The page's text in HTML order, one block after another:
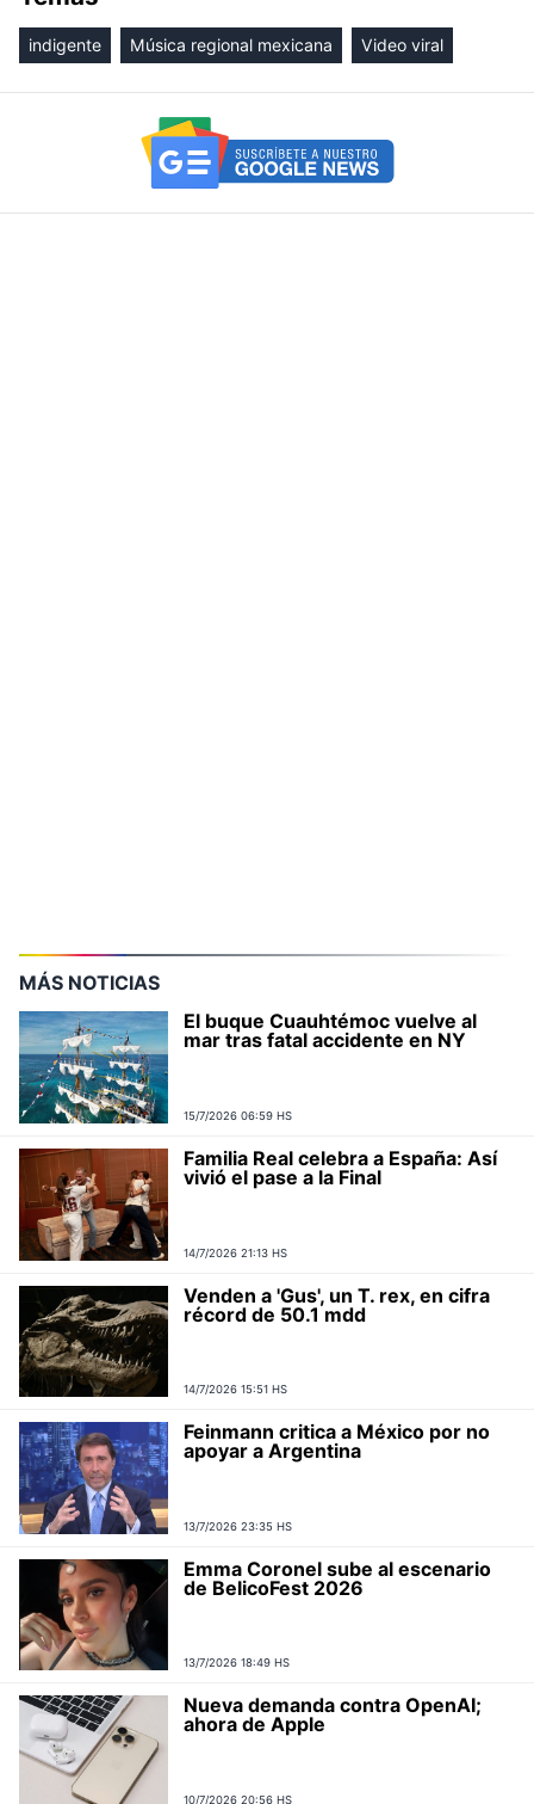
indigente Música regional mexicana Video viral
MÁS NOTICIAS
El buque Cuauhtémoc vuelve al
mar tras fatal accidente en NY
15/7/2026 06:59 HS
Familia Real celebra a España: Así
vivió el pase a la Final
14/7/2026 21:13 HS
Venden a 'Gus', un T. rex, en cifra
récord de 50.1 mdd
14/7/2026 15:51 HS
Feinmann critica a México por no
apoyar a Argentina
13/7/2026 23:35 HS
Emma Coronel sube al escenario
de BelicoFest 2026
13/7/2026 18:49 HS
Nueva demanda contra OpenAI;
ahora de Apple
10/7/2026 20:56 HS